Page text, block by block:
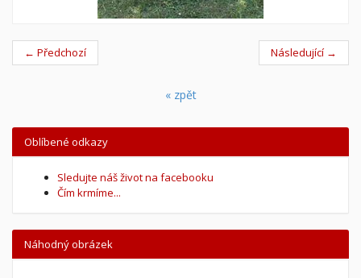
← Předchozí Následující →
« zpět
Oblíbené odkazy
Sledujte náš život na facebooku
Čím krmíme...
Náhodný obrázek